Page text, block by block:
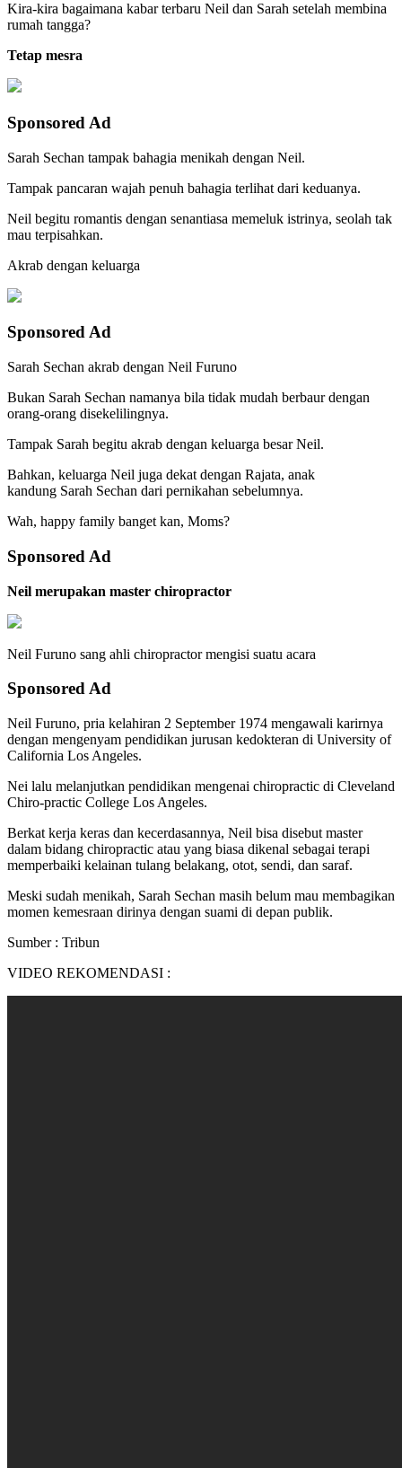
Kira-kira bagaimana kabar terbaru Neil dan Sarah setelah membina
rumah tangga?
Tetap mesra
Sponsored Ad
Sarah Sechan tampak bahagia menikah dengan Neil.
Tampak pancaran wajah penuh bahagia terlihat dari keduanya.
Neil begitu romantis dengan senantiasa memeluk istrinya, seolah tak
mau terpisahkan.
Akrab dengan keluarga
Sponsored Ad
Sarah Sechan akrab dengan Neil Furuno
Bukan Sarah Sechan namanya bila tidak mudah berbaur dengan
orang-orang disekelilingnya.
Tampak Sarah begitu akrab dengan keluarga besar Neil.
Bahkan, keluarga Neil juga dekat dengan Rajata, anak
kandung Sarah Sechan dari pernikahan sebelumnya.
Wah, happy family banget kan, Moms?
Sponsored Ad
Neil merupakan master chiropractor
Neil Furuno sang ahli chiropractor mengisi suatu acara
Sponsored Ad
Neil Furuno, pria kelahiran 2 September 1974 mengawali karirnya
dengan mengenyam pendidikan jurusan kedokteran di University of
California Los Angeles.
Nei lalu melanjutkan pendidikan mengenai chiropractic di Cleveland
Chiro-practic College Los Angeles.
Berkat kerja keras dan kecerdasannya, Neil bisa disebut master
dalam bidang chiropractic atau yang biasa dikenal sebagai terapi
memperbaiki kelainan tulang belakang, otot, sendi, dan saraf.
Meski sudah menikah, Sarah Sechan masih belum mau membagikan
momen kemesraan dirinya dengan suami di depan publik.
Sumber : Tribun
VIDEO REKOMENDASI :